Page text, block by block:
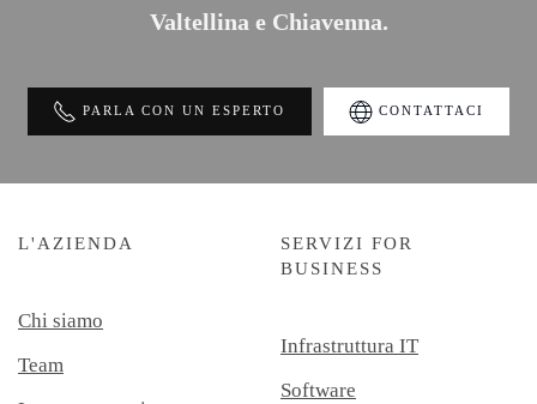
Valtellina e Chiavenna.
PARLA CON UN ESPERTO CONTATTACI
L'AZIENDA
Chi siamo
Team
SERVIZI FOR
BUSINESS
Infrastruttura IT
Software